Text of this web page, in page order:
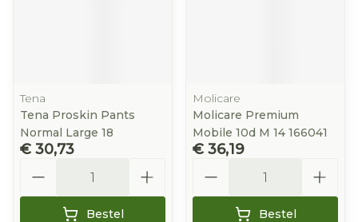
Tena
Tena Proskin Pants
Normal Large 18
€ 30,73
Bestel
Molicare
Molicare Premium
Mobile 10d M 14 166041
€ 36,19
Bestel